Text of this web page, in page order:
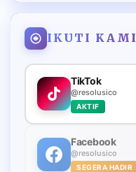
IKUTI KAMI
TikTok
@resolusico
AKTIF
Facebook
@resolusico
SEGERA HADIR